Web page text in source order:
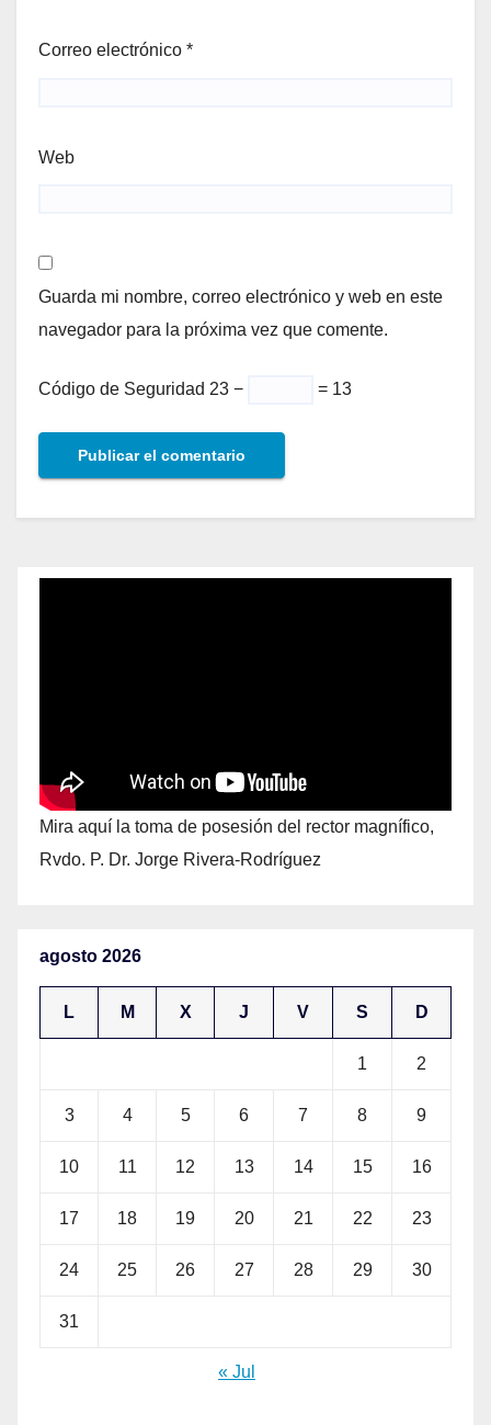
Correo electrónico *
Web
Guarda mi nombre, correo electrónico y web en este
navegador para la próxima vez que comente.
Código de Seguridad 23 − = 13
Mira aquí la toma de posesión del rector magnífico,
Rvdo. P. Dr. Jorge Rivera-Rodríguez
agosto 2026
L M X J V S D
1 2
3 4 5 6 7 8 9
10 11 12 13 14 15 16
17 18 19 20 21 22 23
24 25 26 27 28 29 30
31
« Jul